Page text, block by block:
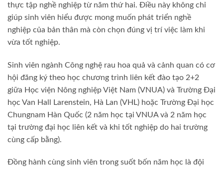
thực tập nghề nghiệp từ năm thứ hai. Điều này không chỉ
giúp sinh viên hiểu được mong muốn phát triển nghề
nghiệp của bản thân mà còn chọn đúng vị trí việc làm khi
vừa tốt nghiệp.
Sinh viên ngành Công nghệ rau hoa quả và cảnh quan có cơ
hội đăng ký theo học chương trình liên kết đào tạo 2+2
giữa Học viện Nông nghiệp Việt Nam (VNUA) và Trường Đại
học Van Hall Larenstein, Hà Lan (VHL) hoặc Trường Đại học
Chungnam Hàn Quốc (2 năm học tại VNUA và 2 năm học
tại trường đại học liên kết và khi tốt nghiệp do hai trường
cùng cấp bằng).
Đồng hành cùng sinh viên trong suốt bốn năm học là đội